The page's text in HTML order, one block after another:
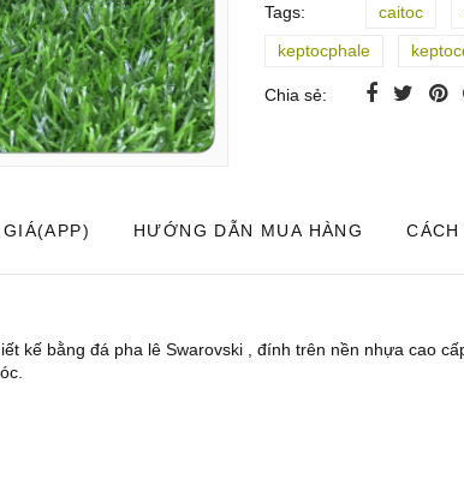
Tags: caitoc
keptocphale
Chia sẻ:
HƯỚNG DẪN MUA HÀNG
kế bằng đá pha lê Swarovski , đính trên nền nhựa cao